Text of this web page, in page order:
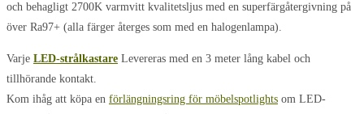
och behagligt 2700K varmvitt kvalitetsljus med en superfärgåtergivning på
över Ra97+ (alla färger återges som med en halogenlampa).
Varje LED-strålkastare Levereras med en 3 meter lång kabel och
tillhörande kontakt.
Kom ihåg att köpa en förlängningsring för möbelspotlights om LED-